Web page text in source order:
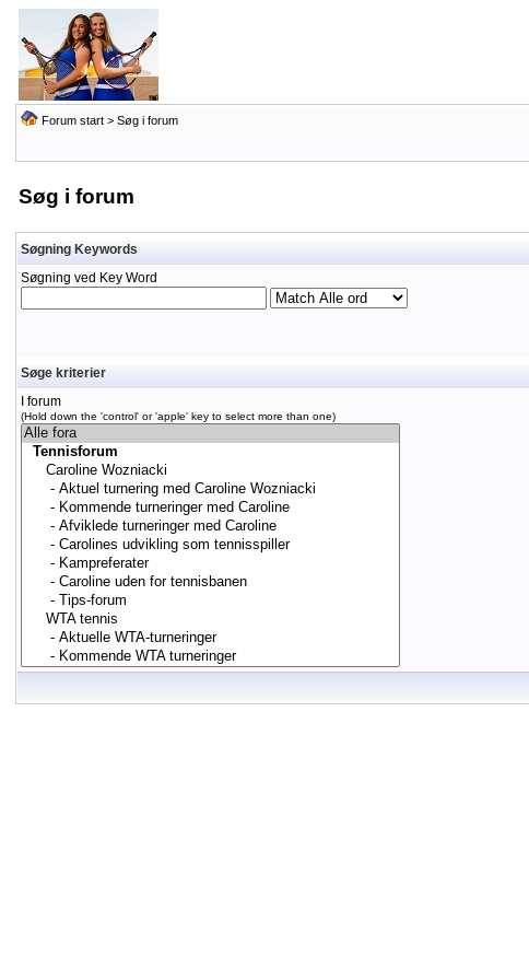
Forum start> Søg i forum
Søg i forum
Søgning Keywords
Søgning ved Key Word
Søge kriterier
I forum
(Hold down the 'control' or 'apple' key to select more than one)